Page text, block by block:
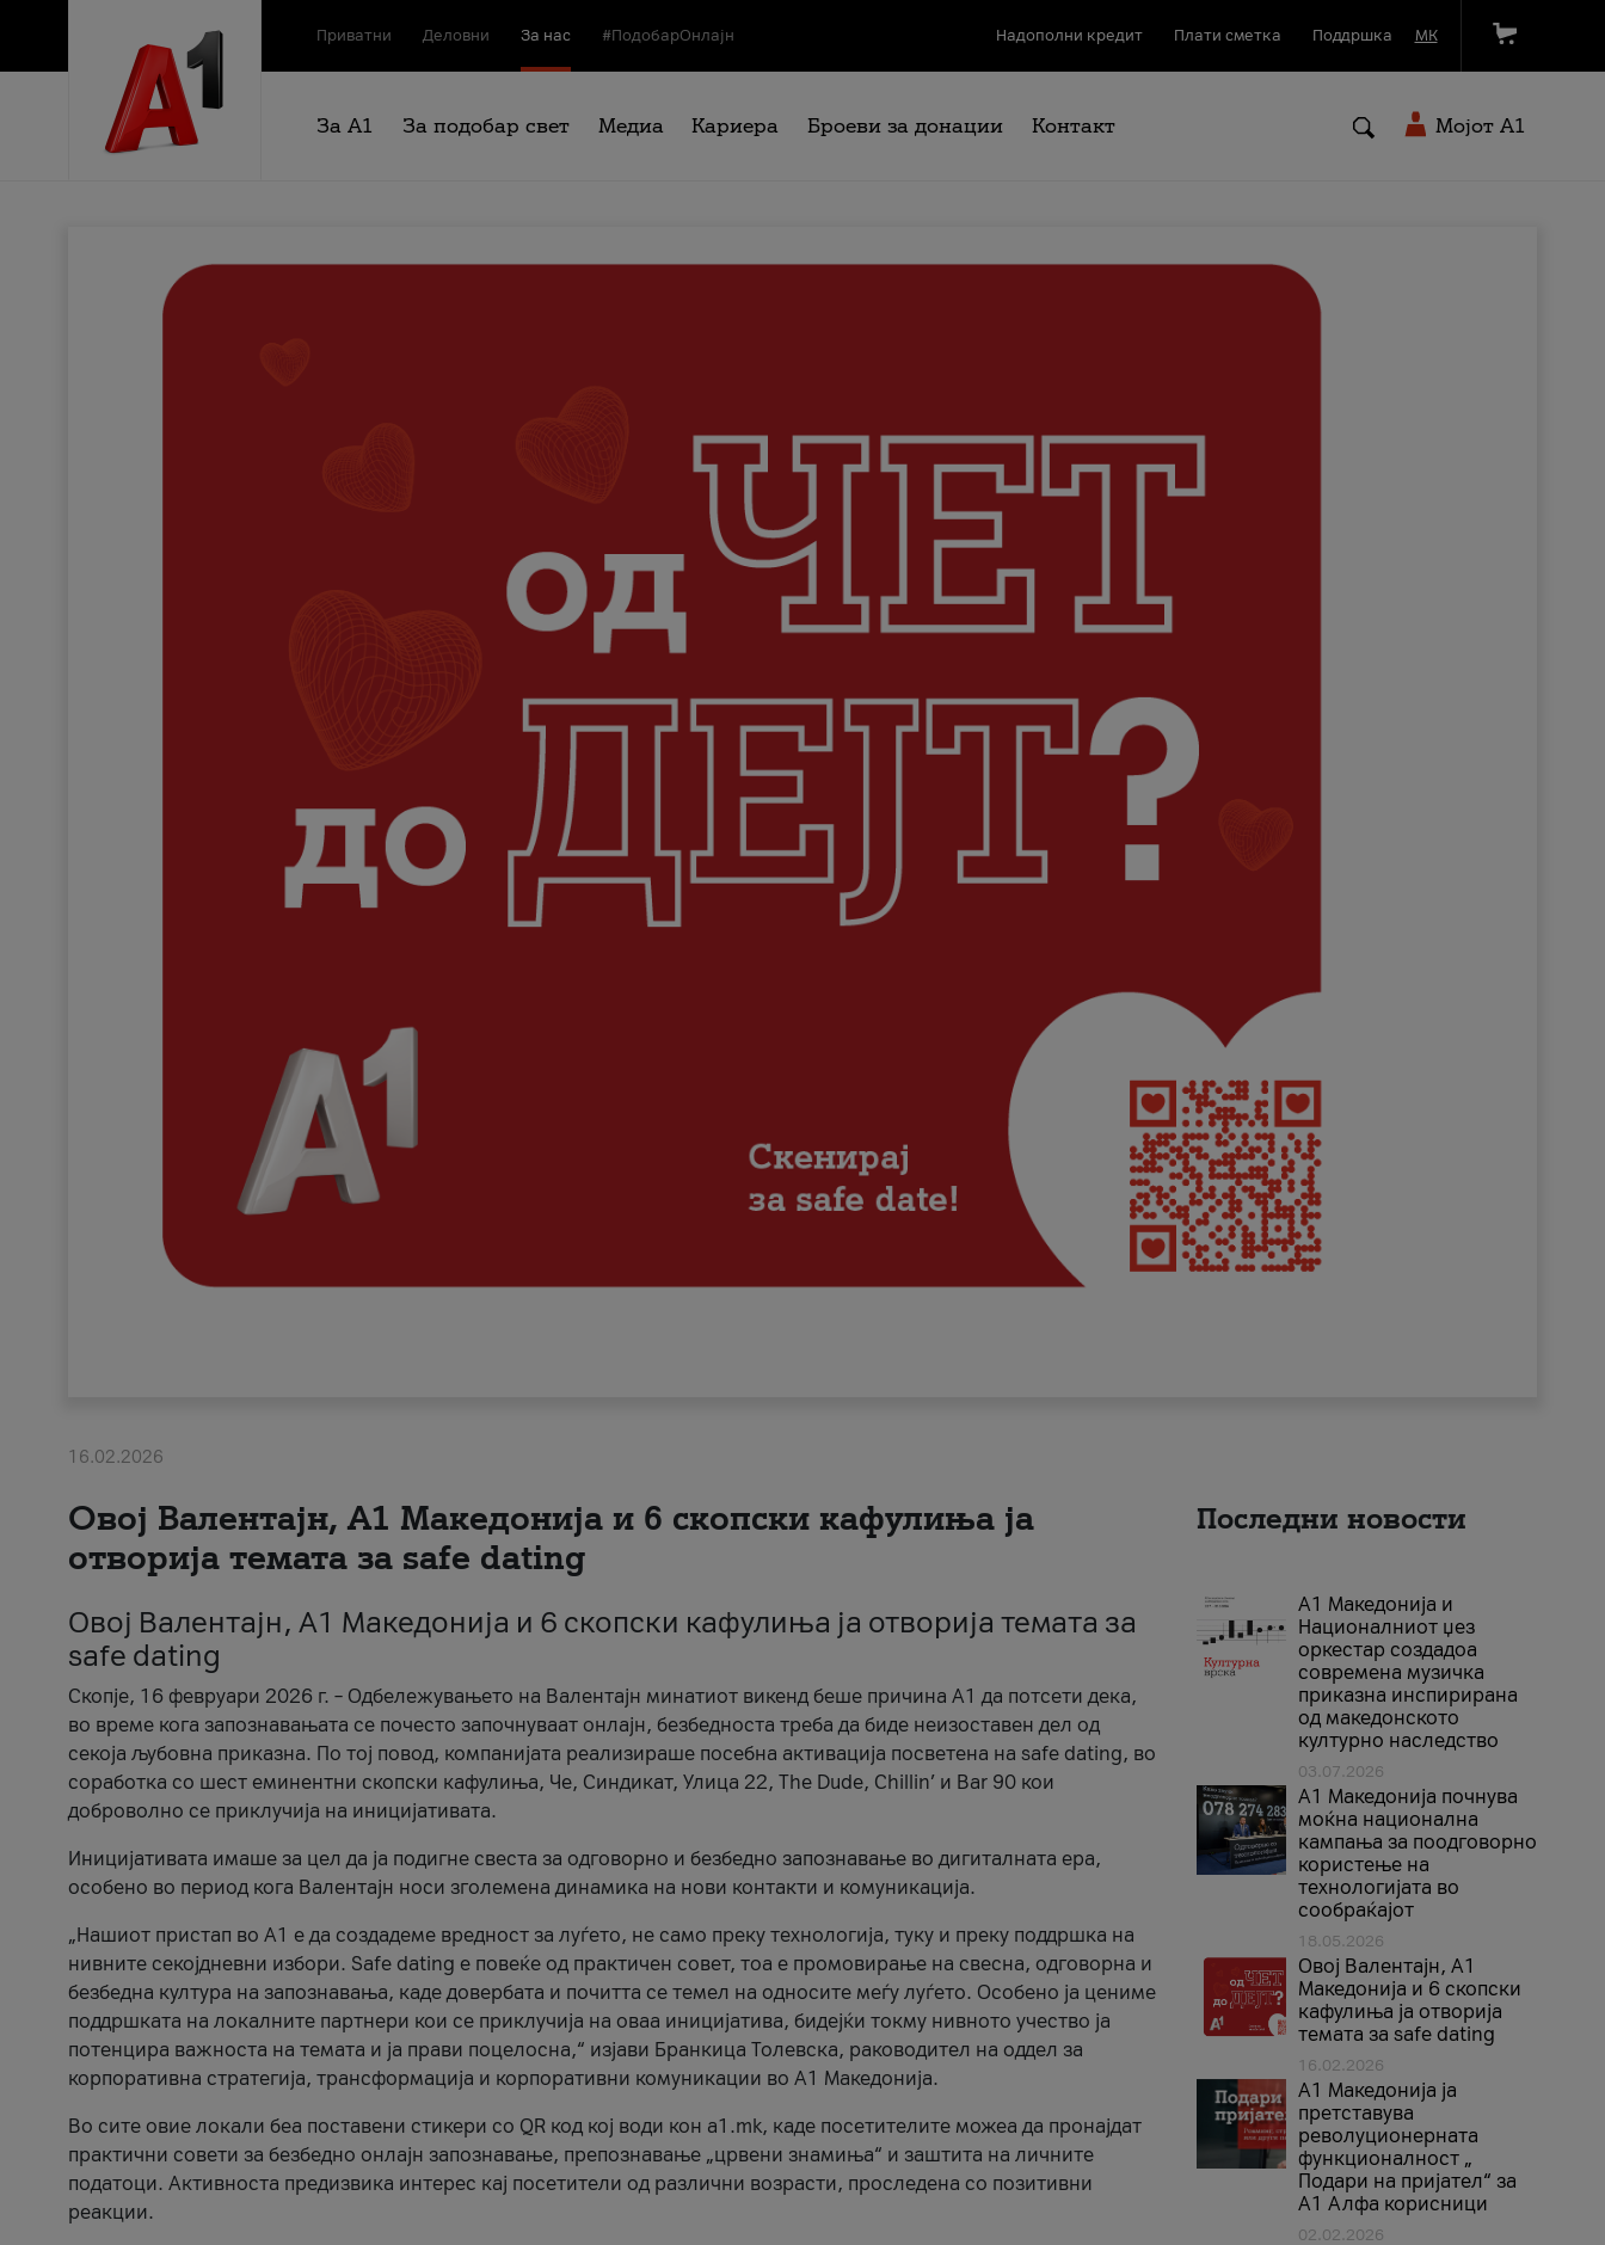
Приватни Деловни За нас #ПодобарОнлајн Надополни кредит Плати сметка Поддршка МК
За А1 За подобар свет Медиа Кариера Броеви за донации Контакт Мојот A1
16.02.2026
Овој Валентајн, A1 Македонија и 6 скопски кафулиња ја
отворија темата за safe dating
Овој Валентајн, A1 Македонија и 6 скопски кафулиња ја отворија темата за
safe dating
Скопје, 16 февруари 2026 г. – Одбележувањето на Валентајн минатиот викенд беше причина А1 да потсети дека,
во време кога запознавањата се почесто започнуваат онлајн, безбедноста треба да биде неизоставен дел од
секоја љубовна приказна. По тој повод, компанијата реализираше посебна активација посветена на safe dating, во
соработка со шест еминентни скопски кафулиња, Че, Синдикат, Улица 22, The Dude, Chillin’ и Bar 90 кои
доброволно се приклучија на иницијативата.
Иницијативата имаше за цел да ја подигне свеста за одговорно и безбедно запознавање во дигиталната ера,
особено во период кога Валентајн носи зголемена динамика на нови контакти и комуникација.
„Нашиот пристап во А1 е да создадеме вредност за луѓето, не само преку технологија, туку и преку поддршка на
нивните секојдневни избори. Safe dating е повеќе од практичен совет, тоа е промовирање на свесна, одговорна и
безбедна култура на запознавања, каде довербата и почитта се темел на односите меѓу луѓето. Особено ја цениме
поддршката на локалните партнери кои се приклучија на оваа иницијатива, бидејќи токму нивното учество ја
потенцира важноста на темата и ја прави поцелосна,“ изјави Бранкица Толевска, раководител на оддел за
корпоративна стратегија, трансформација и корпоративни комуникации во А1 Македонија.
Во сите овие локали беа поставени стикери со QR код кој води кон a1.mk, каде посетителите можеа да пронајдат
практични совети за безбедно онлајн запознавање, препознавање „црвени знамиња“ и заштита на личните
податоци. Активноста предизвика интерес кај посетители од различни возрасти, проследена со позитивни
реакции.
Последни новости
А1 Македонија и
Националниот џез
оркестар создадоа
современа музичка
приказна инспирирана
од македонското
културно наследство
03.07.2026
A1 Македонија почнува
моќна национална
кампања за поодговорно
користење на
технологијата во
сообраќајот
18.05.2026
Овој Валентајн, A1
Македонија и 6 скопски
кафулиња ја отворија
темата за safe dating
16.02.2026
А1 Македонија ја
претставува
револуционерната
функционалност „
Подари на пријател“ за
А1 Алфа корисници
02.02.2026